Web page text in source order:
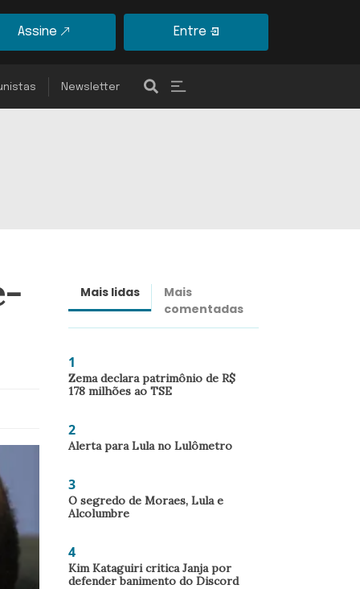
Assine Entre
Newsletter
Mais lidas
Mais
comentadas
1
Zema declara patrimônio de R$
178 milhões ao TSE
2
Alerta para Lula no Lulômetro
3
O segredo de Moraes, Lula e
Alcolumbre
4
Kim Kataguiri critica Janja por
defender banimento do Discord